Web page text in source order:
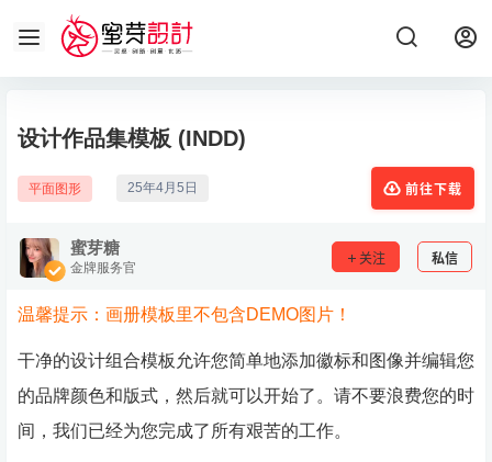
设计作品集模板 (INDD)
平面图形 25年4月5日 前往下载
蜜芽糖
金牌服务官
关注 私信
温馨提示：画册模板里不包含DEMO图片！
干净的设计组合模板允许您简单地添加徽标和图像并编辑您
的品牌颜色和版式，然后就可以开始了。请不要浪费您的时
间，我们已经为您完成了所有艰苦的工作。